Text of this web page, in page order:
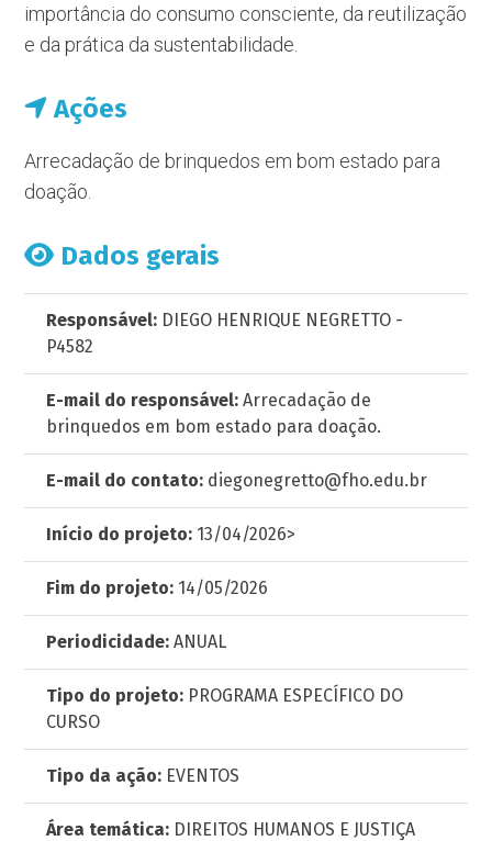
importância do consumo consciente, da reutilização
e da prática da sustentabilidade.
Ações
Arrecadação de brinquedos em bom estado para
doação.
Dados gerais
Responsável: DIEGO HENRIQUE NEGRETTO -
P4582
E-mail do responsável: Arrecadação de
brinquedos em bom estado para doação.
E-mail do contato: diegonegretto@fho.edu.br
Início do projeto: 13/04/2026>
Fim do projeto: 14/05/2026
Periodicidade: ANUAL
Tipo do projeto: PROGRAMA ESPECÍFICO DO
CURSO
Tipo da ação: EVENTOS
Área temática: DIREITOS HUMANOS E JUSTIÇA